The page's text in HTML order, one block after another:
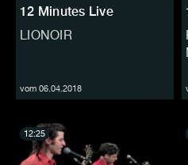
12 Minutes Live
LIONOIR
vom 06.04.2018
12:25